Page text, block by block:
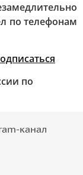
по телефонам
по
канал